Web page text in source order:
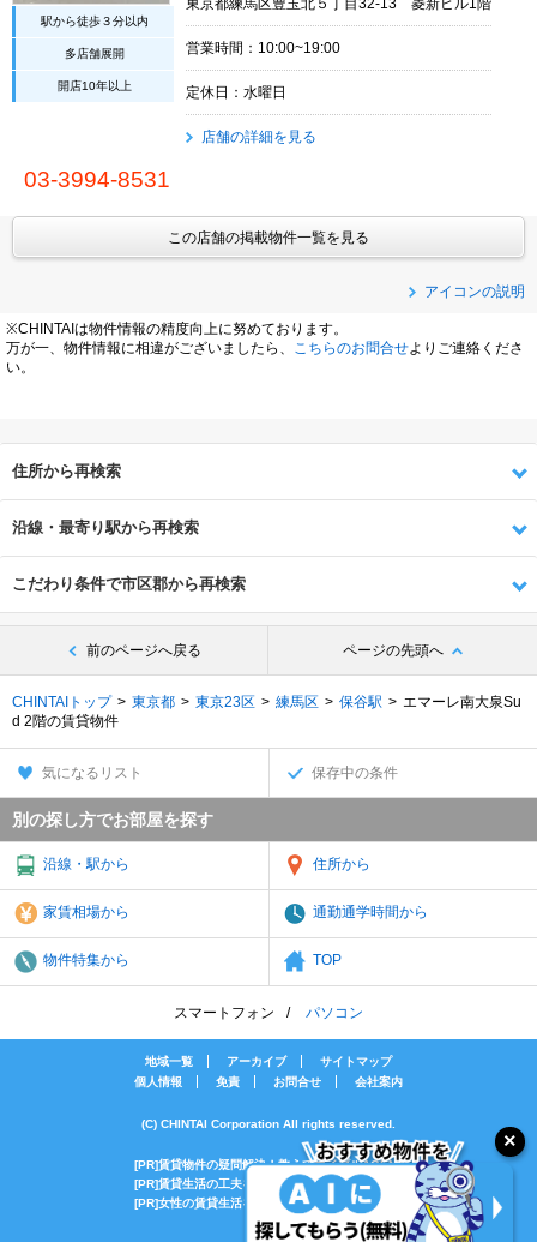
駅から徒歩３分以内
多店舗展開
開店10年以上
東京都練馬区豊玉北５丁目32-13 菱新ビル1階
営業時間：10:00~19:00
定休日：水曜日
店舗の詳細を見る
03-3994-8531
この店舗の掲載物件一覧を見る
アイコンの説明
※CHINTAIは物件情報の精度向上に努めております。
万が一、物件情報に相違がございましたら、
こちらのお問合せよりご連絡くださ
い。
住所から再検索
沿線・最寄り駅から再検索
こだわり条件で市区郡から再検索
前のページへ戻る ページの先頭へ
CHINTAIトップ 東京都 東京23区 練馬区 保谷駅
エマーレ南大泉Su
d 2階の賃貸物件
気になるリスト 保存中の条件
別の探し方でお部屋を探す
沿線・駅から 住所から
家賃相場から 通勤通学時間から
物件特集から TOP
スマートフォン パソコン
地域一覧 アーカイブ
サイトマップ
個人情報
免責 お問合せ 会社案内
(C) CHINTAI Corporation All rights reserved.
[PR]賃貸物件の疑問解決！教えてエイブルAGENT
[PR]賃貸生活の工夫を紹介！CHINTAI情報局
[PR]女性の賃貸生活を応援！Woman.CHINTAI